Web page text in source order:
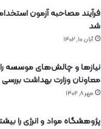
فرآیند مصاحبه آزمون
شد
آبان ۱۰, ۱۴۰۲
نیازها و چالش‌های موسسه
معاونان وزارت بهداشت
مهر ۸, ۱۴۰۲
پژوهشگاه مواد و انرژی را